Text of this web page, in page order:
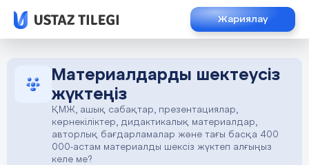
Жариялау
Материалдарды шектеусіз
жүктеңіз
ҚМЖ, ашық сабақтар, презентациялар,
көрнекіліктер, дидактикалық материалдар,
авторлық бағдарламалар және тағы басқа 400
000-астам материалды шексіз жүктеп алғыңыз
келе ме?